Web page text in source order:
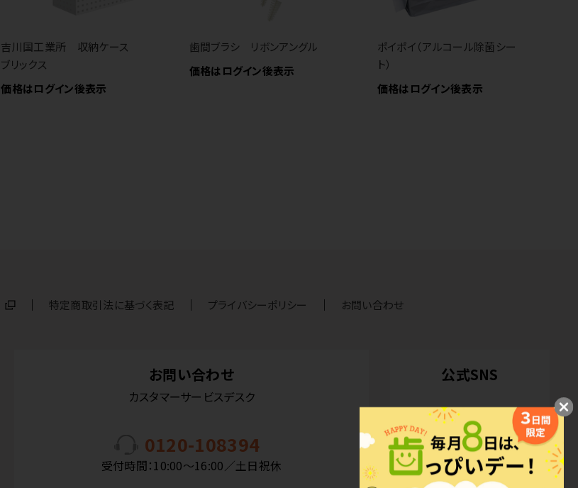
吉川国工業所 収納ケース
ブリックス
価格はログイン後表示
歯間ブラシ リボンアングル
価格はログイン後表示
ポイポイ（アルコール除菌シー
ト）
価格はログイン後表示
特定商取引法に基づく表記 プライバシーポリシー お問い合わせ
お問い合わせ
カスタマーサービスデスク
0120-108394
受付時間：10:00〜16:00／土日祝休
公式SNS